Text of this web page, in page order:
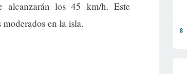
los 45 km/h. Este
en la isla.
8